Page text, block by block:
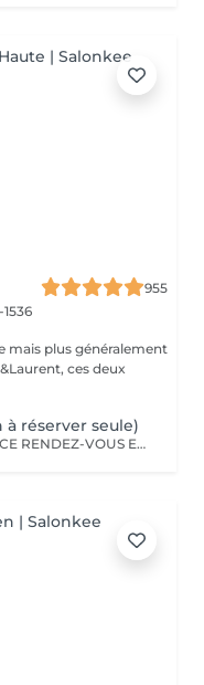
955
mais plus généralement
ces deux
réserver seule)
DIAGNOSTIC & CONSEIL CAPILLAIRE CE RENDEZ-VOUS EST EXCLUSIVEMENT RÉSERVÉ À UNE PREMIÈRE RENCONTRE AVEC NOTRE EXPERT CAPILLAIRE AFIN DE RÉALISER UN DIAGNOSTIC PERSONNALISÉ DE VOS CHEVEUX ET DE VOTRE CUIR CHEVELU. CETTE CONSULTATION DOIT ÊTRE RÉSERVÉE SEULE ET NE PEUT ÊTRE ASSOCIÉE À AUCUNE AUTRE PRESTATION OU RÉSERVATION. À L'ISSUE DE CET ÉCHANGE, UN ACCOMPAGNEMENT ET DES RECOMMANDATIONS ADAPTÉS À VOS BESOINS POURRONT VOUS ÊTRE PROPOSÉS. Diagnostic & Conseil Capillaire Prenez un moment privilégié pour échanger autour de vos cheveux, de vos envies et de vos habitudes. Lors de ce rendez-vous, nous réalisons un diagnostic personnalisé du cuir chevelu et de la fibre capillaire, nous vous orientons vers les coupes, couleurs et traitements les plus adaptés à votre image, à votre routine et à la beauté naturelle de vos cheveux. Nous vous apportons également des conseils personnalisés sur l'entretien à la maison ainsi que sur les produits les plus adaptés à vos besoins pour prolonger les résultats et préserver la beauté de vos cheveux au quotidien. Ce moment permet aussi de répondre à toutes vos questions et de construire ensemble un résultat entièrement sur mesure.